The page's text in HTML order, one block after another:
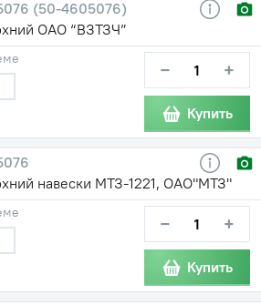
(50-4605076)
ОАО “ВЗТЗЧ”
− +
Купить
навески МТЗ-1221, ОАО"МТЗ"
− +
Купить